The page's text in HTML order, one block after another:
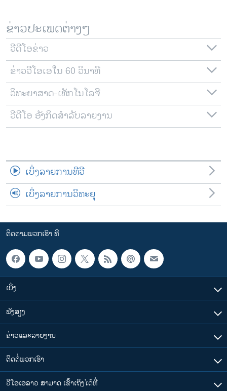
ສຽງ
ລາຍການກະຈາຍສຽງ
ຕິດຕາມພວກເຮົາ ທີ່
ພາສາຕ່າງໆ
ຂ່າວປະເພດຕ່າງໆ
ວີດີໂອຂ່າວ
ຂ່າວວີໂອເອໃນ 60 ວິນາທີ
ວິທະຍາສາດ-ເທັກໂນໂລຈີ
ວີດີໂອ ອັງກິດສຳລັບລາຍງານ
ເບິ່ງລາຍການທີວີ
ເບິ່ງລາຍການວິທະຍຸ
ຕິດຕາມພວກເຮົາ ທີ່
ເບິ່ງ
ຟັງສຽງ
ຂ່າວແລະລາຍງານ
ຕິດຕໍ່ພວກເຮົາ
ວີໂອເອລາວ ສາມາດ ເຂົ້າເຖິງໄດ້ທີ່